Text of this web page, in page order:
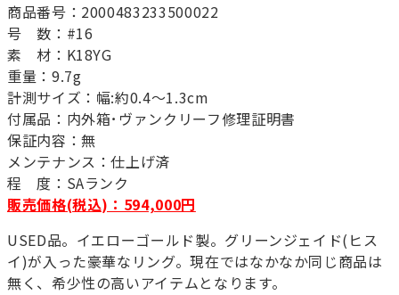
商品番号：2000483233500022
号 数：#16
素 材：K18YG
重量：9.7g
計測サイズ：幅:約0.4～1.3cm
付属品：内外箱･ヴァンクリーフ修理証明書
保証内容：無
メンテナンス：仕上げ済
程 度：SAランク
販売価格(税込)：594,000円
USED品。イエローゴールド製。グリーンジェイド(ヒス
イ)が入った豪華なリング。現在ではなかなか同じ商品は
無く、希少性の高いアイテムとなります。